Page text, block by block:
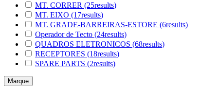
MT. CORRER (25results)
MT. EIXO (17results)
MT. GRADE-BARREIRAS-ESTORE (6results)
Operador de Tecto (24results)
QUADROS ELETRONICOS (68results)
RECEPTORES (18results)
SPARE PARTS (2results)
Marque